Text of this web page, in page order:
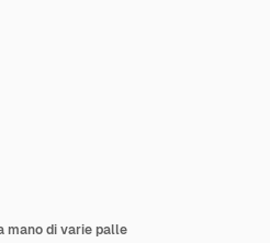
mano di varie palle